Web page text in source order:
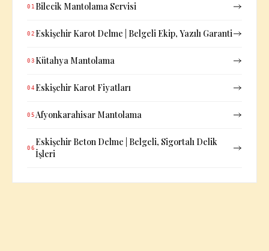
01 Bilecik Mantolama Servisi
02 Eskişehir Karot Delme | Belgeli Ekip, Yazılı Garanti
03 Kütahya Mantolama
04 Eskişehir Karot Fiyatları
05 Afyonkarahisar Mantolama
06
Eskişehir Beton Delme | Belgeli, Sigortalı Delik
İşleri